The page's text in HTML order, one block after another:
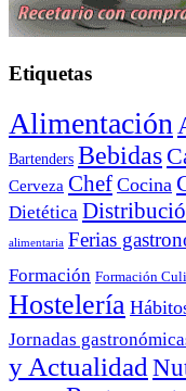
Etiquetas
Alimentación
Bartenders Bebidas
Cerveza Chef Cocina
Dietética
alimentaria Ferias
Formación Formación
Hostelería
Jornadas
y Actualidad